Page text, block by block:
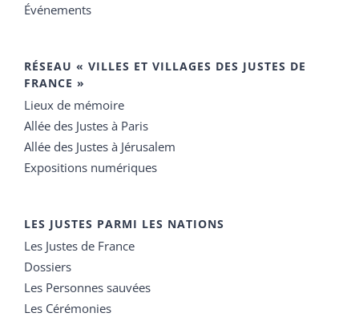
Événements
RÉSEAU « VILLES ET VILLAGES DES JUSTES DE
FRANCE »
Lieux de mémoire
Allée des Justes à Paris
Allée des Justes à Jérusalem
Expositions numériques
LES JUSTES PARMI LES NATIONS
Les Justes de France
Dossiers
Les Personnes sauvées
Les Cérémonies